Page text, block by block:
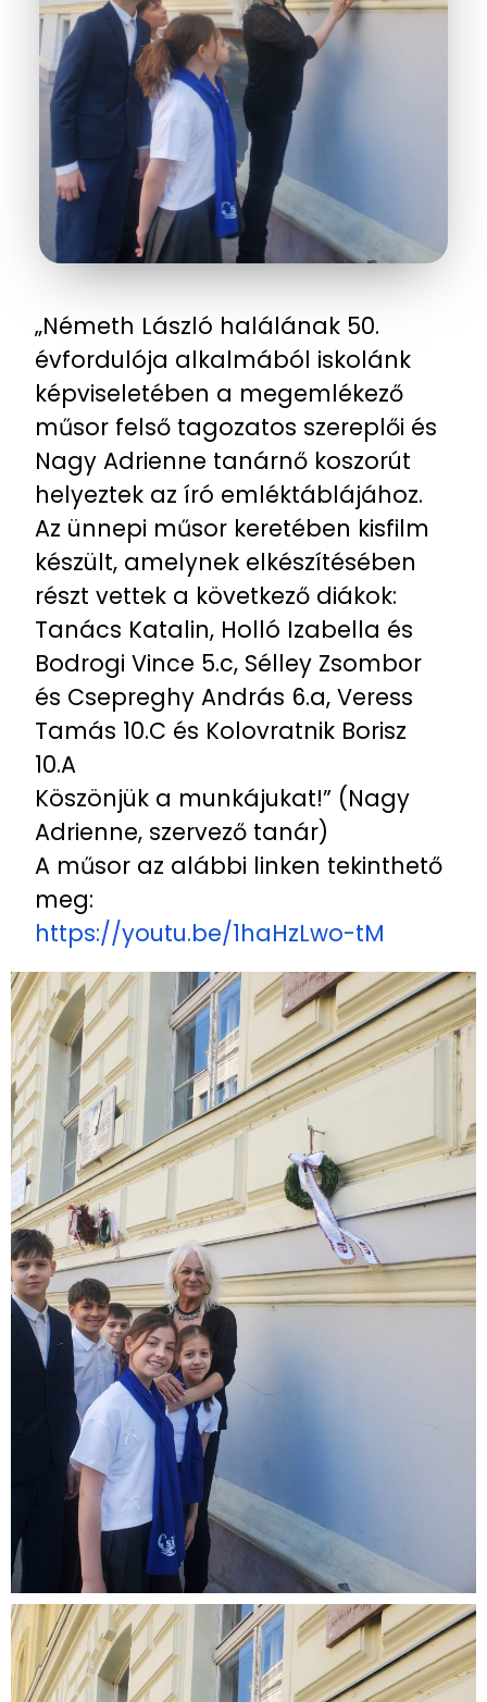
„Németh László halálának 50.
évfordulója alkalmából iskolánk
képviseletében a megemlékező
műsor felső tagozatos szereplői és
Nagy Adrienne tanárnő koszorút
helyeztek az író emléktáblájához.
Az ünnepi műsor keretében kisfilm
készült, amelynek elkészítésében
részt vettek a következő diákok:
Tanács Katalin, Holló Izabella és
Bodrogi Vince 5.c, Sélley Zsombor
és Csepreghy András 6.a, Veress
Tamás 10.C és Kolovratnik Borisz
10.A
Köszönjük a munkájukat!” (Nagy
Adrienne, szervező tanár)
A műsor az alábbi linken tekinthető
meg:
https://youtu.be/1haHzLwo-tM